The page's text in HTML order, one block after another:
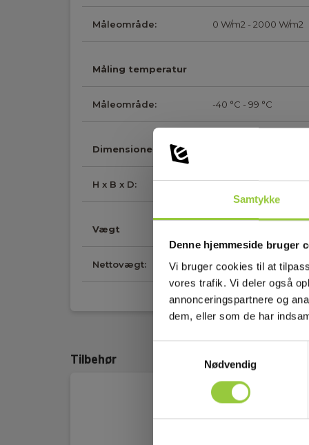
Samtykke
Denne hjemmeside bruger
Vi bruger cookies til at
vores trafik. Vi deler også
annonceringspartnere og
dem, eller som de har
Nødvendig
Måleområde: 0 W/m2 - 2000 W/m2
Måling temperatur
Måleområde: -40 °C - 99 °C
Dimensioner
H x B x D: 65 mm x 120 mm x 27
Vægt
Nettovægt: 150 g
Tilbehør